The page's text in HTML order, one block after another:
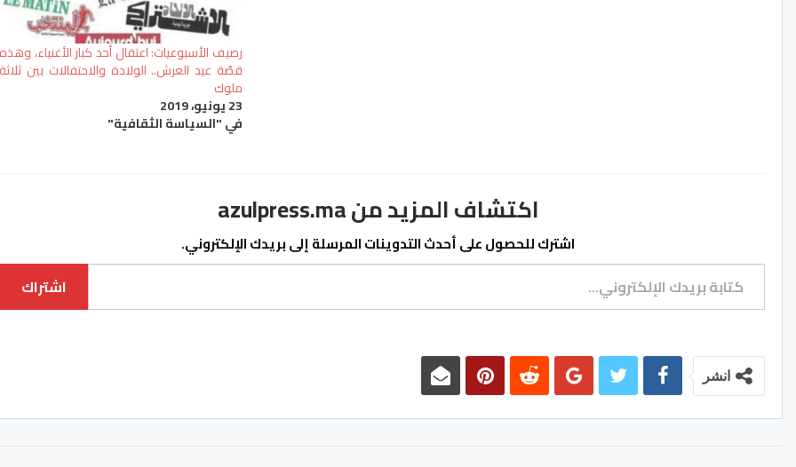
رصيف الأسبوعيات: اعتقال أحد كبار الأغنياء، وهذه
قصّة عيد العرش.. الولادة والاحتفالات بين ثلاثة
ملوك
23 يونيو، 2019
في "السياسة الثقافية"
اكتشاف المزيد من azulpress.ma
اشترك للحصول على أحدث التدوينات المرسلة إلى بريدك الإلكتروني.
كتابة بريدك الإلكتروني...
اشتراك
انشر